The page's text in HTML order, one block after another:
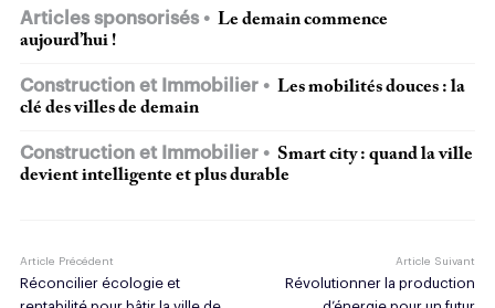
Articles sponsorisés
Le demain commence
aujourd’hui !
Construction et Immobilier
Les mobilités douces : la
clé des villes de demain
Construction et Immobilier
Smart city : quand la ville
devient intelligente et plus durable
Article Précédent
Réconcilier écologie et
Article Suivant
Révolutionner la production